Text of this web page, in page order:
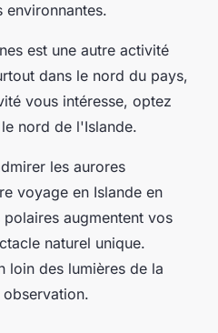
environnantes.
est une autre activité
dans le nord du pays,
vous intéresse, optez
nord de l'Islande.
les aurores
voyage en Islande en
augmentent vos
naturel unique.
loin des lumières de la